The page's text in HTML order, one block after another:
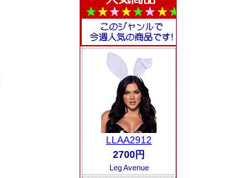
LLAA2912
2700円
Leg Avenue